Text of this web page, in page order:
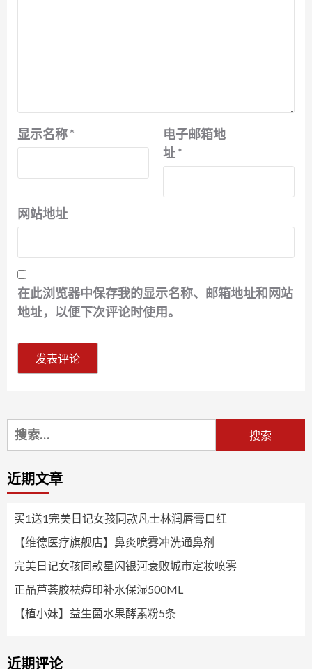
显示名称*
电子邮箱地
址*
网站地址
在此浏览器中保存我的显示名称、邮箱地址和网站
地址，以便下次评论时使用。
搜
索：
近期文章
买1送1完美日记女孩同款凡士林润唇膏口红
【维德医疗旗舰店】鼻炎喷雾冲洗通鼻剂
完美日记女孩同款星闪银河衰败城市定妆喷雾
正品芦荟胶祛痘印补水保湿500ML
【植小妹】益生菌水果酵素粉5条
近期评论